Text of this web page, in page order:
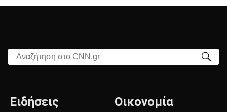
Αναζήτηση στο CNN.gr
Ειδήσεις Οικονομία